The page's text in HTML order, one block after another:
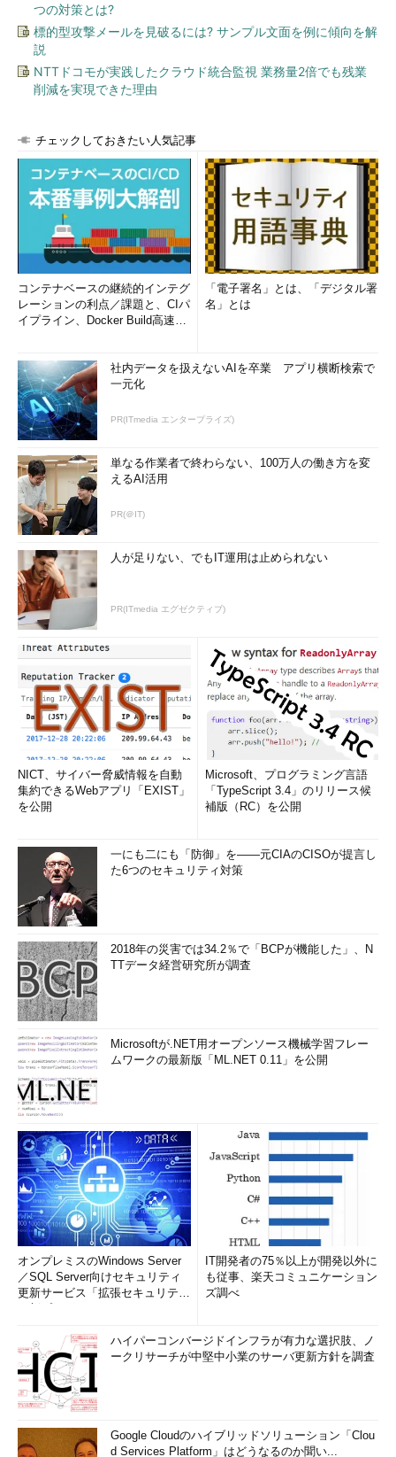
つの対策とは?
標的型攻撃メールを見破るには? サンプル文面を例に傾向を解
説
NTTドコモが実践したクラウド統合監視 業務量2倍でも残業
削減を実現できた理由
チェックしておきたい人気記事
コンテナベースの継続的インテグ
レーションの利点／課題と、CIパ
イプライン、Docker Build高速化
「電子署名」とは、「デジタル署
名」とは
社内データを扱えないAIを卒業 アプリ横断検索で
一元化
PR(ITmedia エンタープライズ)
単なる作業者で終わらない、100万人の働き方を変
えるAI活用
PR(＠IT)
人が足りない、でもIT運用は止められない
PR(ITmedia エグゼクティブ)
NICT、サイバー脅威情報を自動
集約できるWebアプリ「EXIST」
を公開
Microsoft、プログラミング言語
「TypeScript 3.4」のリリース候
補版（RC）を公開
一にも二にも「防御」を――元CIAのCISOが提言し
た6つのセキュリティ対策
2018年の災害では34.2％で「BCPが機能した」、N
TTデータ経営研究所が調査
Microsoftが.NET用オープンソース機械学習フレー
ムワークの最新版「ML.NET 0.11」を公開
オンプレミスのWindows Server
／SQL Server向けセキュリティ
更新サービス「拡張セキュリティ
IT開発者の75％以上が開発以外に
も従事、楽天コミュニケーション
ズ調べ
ハイパーコンバージドインフラが有力な選択肢、ノ
ークリサーチが中堅中小業のサーバ更新方針を調査
Google Cloudのハイブリッドソリューション「Clou
d Services Platform」はどうなるのか聞い...